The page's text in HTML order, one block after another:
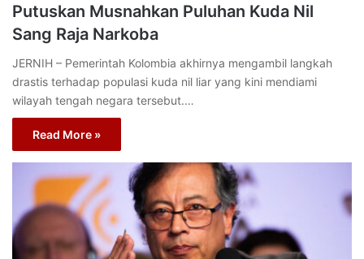
Putuskan Musnahkan Puluhan Kuda Nil
Sang Raja Narkoba
JERNIH – Pemerintah Kolombia akhirnya mengambil langkah
drastis terhadap populasi kuda nil liar yang kini mendiami
wilayah tengah negara tersebut.…
Read More »